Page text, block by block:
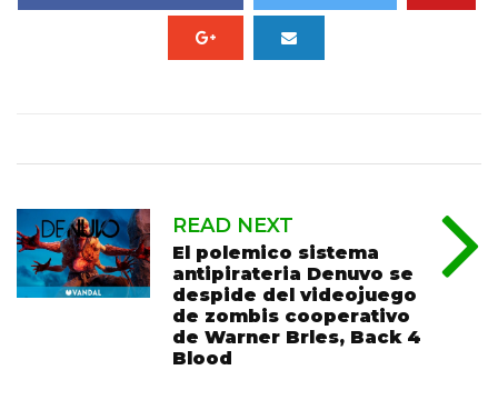
READ NEXT
El polemico sistema
antipirateria Denuvo se
despide del videojuego
de zombis cooperativo
de Warner Brles, Back 4
Blood